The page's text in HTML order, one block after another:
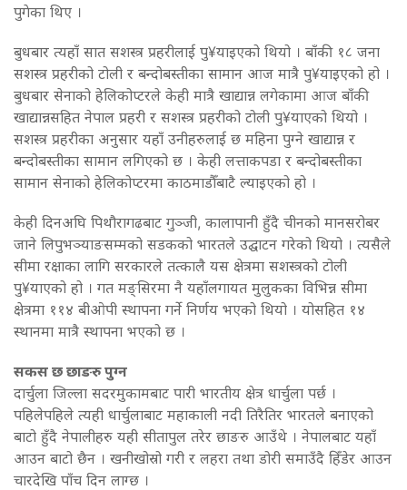
पुगेका थिए ।
बुधबार त्यहाँ सात सशस्त्र प्रहरीलाई पु¥याइएको थियो । बाँकी १८ जना
सशस्त्र प्रहरीको टोली र बन्दोबस्तीका सामान आज मात्रै पु¥याइएको हो ।
बुधबार सेनाको हेलिकोप्टरले केही मात्रै खाद्यान्न लगेकामा आज बाँकी
खाद्यान्नसहित नेपाल प्रहरी र सशस्त्र प्रहरीको टोली पु¥याएको थियो ।
सशस्त्र प्रहरीका अनुसार यहाँ उनीहरुलाई छ महिना पुग्ने खाद्यान्न र
बन्दोबस्तीका सामान लगिएको छ । केही लत्ताकपडा र बन्दोबस्तीका
सामान सेनाको हेलिकोप्टरमा काठमाडौँबाटै ल्याइएको हो ।
केही दिनअघि पिथौरागढबाट गुञ्जी, कालापानी हुँदै चीनको मानसरोबर
जाने लिपुभञ्याङसम्मको सडकको भारतले उद्घाटन गरेको थियो । त्यसैले
सीमा रक्षाका लागि सरकारले तत्कालै यस क्षेत्रमा सशस्त्रको टोली
पु¥याएको हो । गत मङ्सिरमा नै यहाँलगायत मुलुकका विभिन्न सीमा
क्षेत्रमा ११४ बीओपी स्थापना गर्ने निर्णय भएको थियो । योसहित १४
स्थानमा मात्रै स्थापना भएको छ ।
सकस छ छाङरु पुग्न
दार्चुला जिल्ला सदरमुकामबाट पारी भारतीय क्षेत्र धार्चुला पर्छ ।
पहिलेपहिले त्यही धार्चुलाबाट महाकाली नदी तिरैतिर भारतले बनाएको
बाटो हुँदै नेपालीहरु यही सीतापुल तरेर छाङरु आउँथे । नेपालबाट यहाँ
आउन बाटो छैन । खनीखोस्रो गरी र लहरा तथा डोरी समाउँदै हिँडेर आउन
चारदेखि पाँच दिन लाग्छ ।